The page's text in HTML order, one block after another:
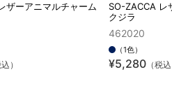
ザーアニマルチャーム
）
SO-ZACCA レ
クジラ
462020
（1色）
¥5,280 （税込